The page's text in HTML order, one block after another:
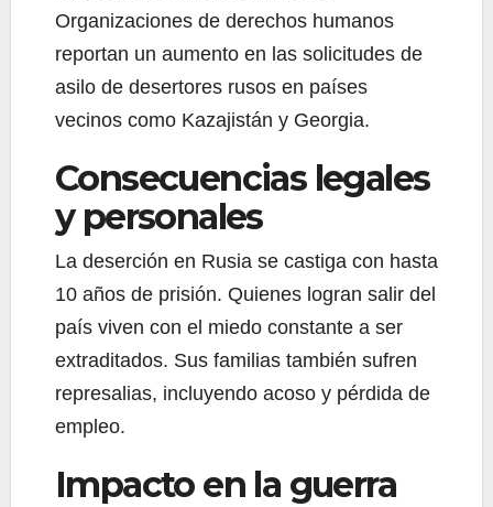
Organizaciones de derechos humanos
reportan un aumento en las solicitudes de
asilo de desertores rusos en países
vecinos como Kazajistán y Georgia.
Consecuencias legales
y personales
La deserción en Rusia se castiga con hasta
10 años de prisión. Quienes logran salir del
país viven con el miedo constante a ser
extraditados. Sus familias también sufren
represalias, incluyendo acoso y pérdida de
empleo.
Impacto en la guerra